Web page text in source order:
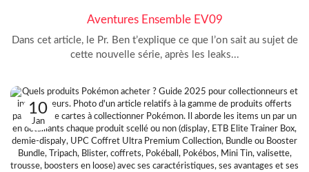
Aventures Ensemble EV09
Dans cet article, le Pr. Ben t’explique ce que l’on sait au sujet de
cette nouvelle série, après les leaks...
10
Jan